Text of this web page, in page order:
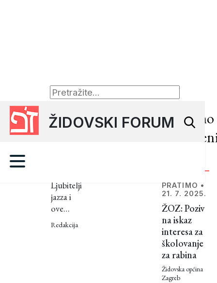
ŽIDOVSKI FORUM
ZANIMLJIVOSTI
10.
2024.
na
sceni
15.
Zagreb
Ljubitelji
jazza i
ove
godine
Redakcija
Nedavno
PRATIMO •
21. 7. 2025.
ŽOZ: Poziv
na iskaz
interesa za
školovanje
za rabina
Židovska općina
Zagreb